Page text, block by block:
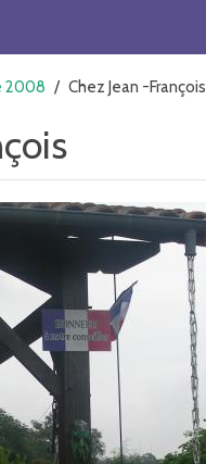
2008 / Chez Jean -François